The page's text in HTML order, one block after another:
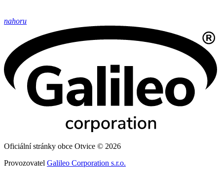
nahoru
Oficiální stránky obce Otvice © 2026
Provozovatel Galileo Corporation s.r.o.